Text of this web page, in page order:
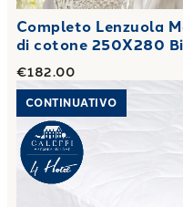
Completo Lenzuola
di cotone 250X280
€182.00
Link to "Coprimaterasso
CONTINUATIVO